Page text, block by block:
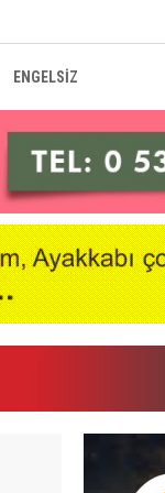
ENGELSİZ
Gücü’nde Mali